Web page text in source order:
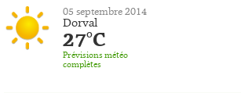
05 septembre 2014
Dorval
27°C
Prévisions météo
complètes